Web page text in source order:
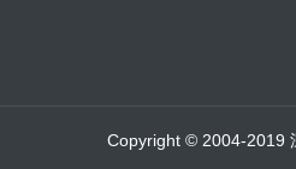
Copyright © 2004-2019